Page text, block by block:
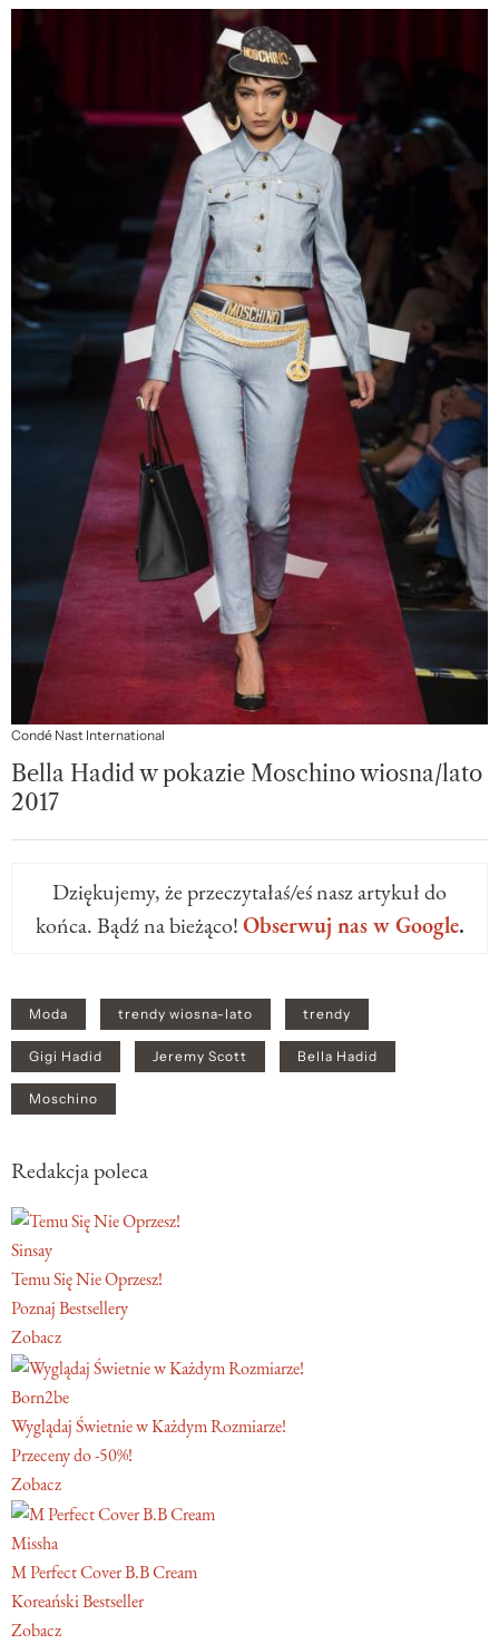
Condé Nast International
Bella Hadid w pokazie Moschino wiosna/lato
2017
Dziękujemy, że przeczytałaś/eś nasz artykuł do
końca. Bądź na bieżąco!Obserwuj nas w Google.
Moda trendy wiosna-lato trendy
Gigi Hadid Jeremy Scott Bella Hadid
Moschino
Redakcja poleca
Sinsay
Temu Się Nie Oprzesz!
Poznaj Bestsellery
Zobacz
Born2be
Wyglądaj Świetnie w Każdym Rozmiarze!
Przeceny do -50%!
Zobacz
Missha
M Perfect Cover B.B Cream
Koreański Bestseller
Zobacz